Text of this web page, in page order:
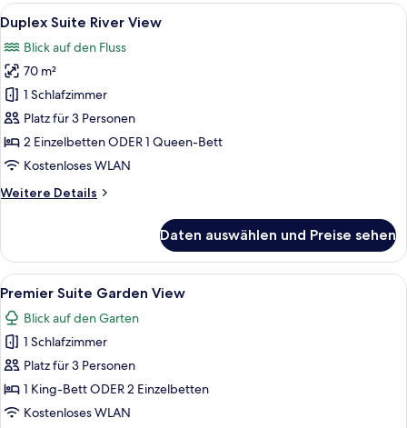
Alle
Fotos
für
Duplex
Suite
River
View
anzeigen
Ein geräumiges Wohnzimmer mit
3
Duplex Suite River View
Blick auf den Fluss
70 m²
1 Schlafzimmer
Platz für 3 Personen
2 Einzelbetten ODER 1 Queen-Bett
Kostenloses WLAN
Weitere Details
Weitere
Suite
River
View
Daten auswählen und Preise sehen
Alle
Fotos
für
Premier
Suite
Garden
View
Ein modernes Badezimmer mit
4
Premier Suite Garden View
Blick auf den Garten
1 Schlafzimmer
Platz für 3 Personen
1 King-Bett ODER 2 Einzelbetten
Kostenloses WLAN